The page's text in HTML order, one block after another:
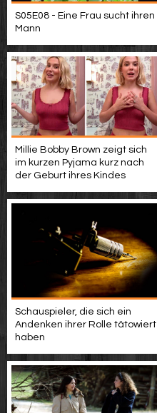
S05E08 - Eine Frau sucht ihren
Mann
Millie Bobby Brown zeigt sich
im kurzen Pyjama kurz nach
der Geburt ihres Kindes
Schauspieler, die sich ein
Andenken ihrer Rolle tä­to­wie­rt
haben